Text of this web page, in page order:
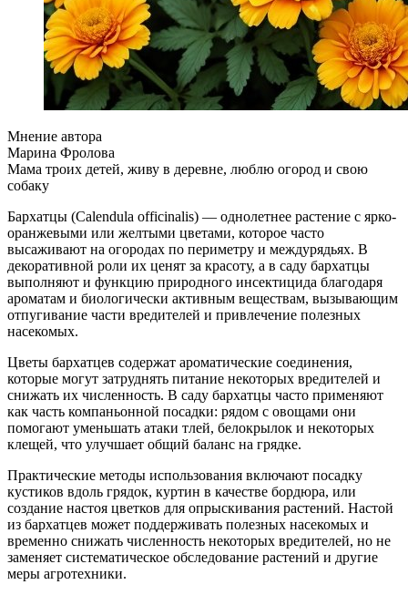
Мнение автора
Марина Фролова
Мама троих детей, живу в деревне, люблю огород и свою
собаку
Бархатцы (Calendula officinalis) — однолетнее растение с ярко-
оранжевыми или желтыми цветами, которое часто
высаживают на огородах по периметру и междурядьях. В
декоративной роли их ценят за красоту, а в саду бархатцы
выполняют и функцию природного инсектицида благодаря
ароматам и биологически активным веществам, вызывающим
отпугивание части вредителей и привлечение полезных
насекомых.
Цветы бархатцев содержат ароматические соединения,
которые могут затруднять питание некоторых вредителей и
снижать их численность. В саду бархатцы часто применяют
как часть компаньонной посадки: рядом с овощами они
помогают уменьшать атаки тлей, белокрылок и некоторых
клещей, что улучшает общий баланс на грядке.
Практические методы использования включают посадку
кустиков вдоль грядок, куртин в качестве бордюра, или
создание настоя цветков для опрыскивания растений. Настой
из бархатцев может поддерживать полезных насекомых и
временно снижать численность некоторых вредителей, но не
заменяет систематическое обследование растений и другие
меры агротехники.